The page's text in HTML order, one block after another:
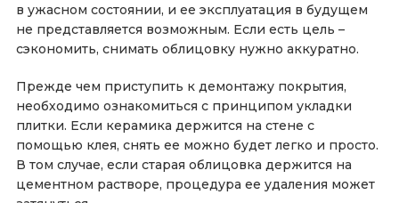
в ужасном состоянии, и ее эксплуатация в будущем
не представляется возможным. Если есть цель –
сэкономить, снимать облицовку нужно аккуратно.
Прежде чем приступить к демонтажу покрытия,
необходимо ознакомиться с принципом укладки
плитки. Если керамика держится на стене с
помощью клея, снять ее можно будет легко и просто.
В том случае, если старая облицовка держится на
цементном растворе, процедура ее удаления может